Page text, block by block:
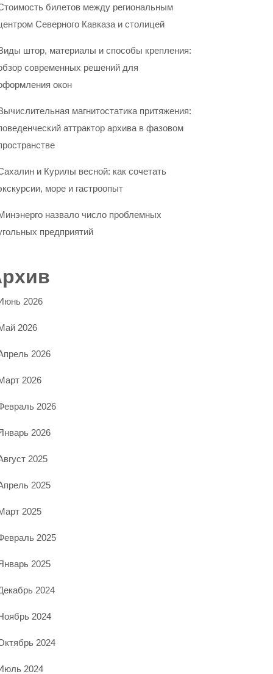
билетов между региональным
Северного Кавказа и столицей
штор, материалы и способы крепления:
современных решений для
окон
магнитостатика притяжения:
аттрактор архива в фазовом
и Курилы весной: как сочетать
море и гастроопыт
назвало число проблемных
предприятий
2026
2026
2026
2026
2026
2026
2025
2025
2025
2025
2025
2024
2024
2024
2024